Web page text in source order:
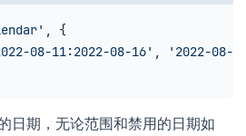
, {
08-11:2022-08-16' ,
'2022-08-
日期，无论范围和禁用的日期如